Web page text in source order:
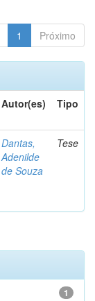
1 Próximo
Autor(es) Tipo
Dantas,
Adenilde
de Souza
Tese
1